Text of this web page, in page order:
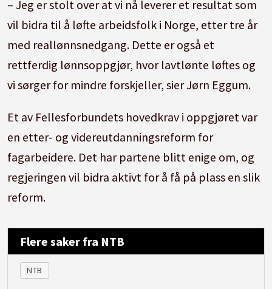
– Jeg er stolt over at vi nå leverer et resultat som
vil bidra til å løfte arbeidsfolk i Norge, etter tre år
med reallønnsnedgang. Dette er også et
rettferdig lønnsoppgjør, hvor lavtlønte løftes og
vi sørger for mindre forskjeller, sier Jørn Eggum.
Et av Fellesforbundets hovedkrav i oppgjøret var
en etter- og videreutdanningsreform for
fagarbeidere. Det har partene blitt enige om, og
regjeringen vil bidra aktivt for å få på plass en slik
reform.
Flere saker fra NTB
NTB